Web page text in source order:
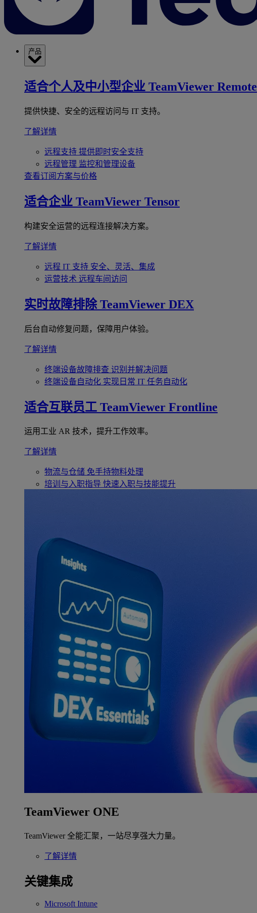
产品
适合个人及中小型企业 TeamViewer Remote
提供快捷、安全的远程访问与 IT 支持。
了解详情
远程支持 提供即时安全支持
远程管理 监控和管理设备
查看订阅方案与价格
适合企业 TeamViewer Tensor
构建安全运营的远程连接解决方案。
了解详情
远程 IT 支持 安全、灵活、集成
运营技术 远程车间访问
实时故障排除 TeamViewer DEX
后台自动修复问题，保障用户体验。
了解详情
终端设备故障排查 识别并解决问题
终端设备自动化 实现日常 IT 任务自动化
适合互联员工 TeamViewer Frontline
运用工业 AR 技术，提升工作效率。
了解详情
物流与仓储 免手持物料处理
培训与入职指导 快速入职与技能提升
TeamViewer ONE
TeamViewer 全能汇聚，一站尽享强大力量。
了解详情
关键集成
Microsoft Intune